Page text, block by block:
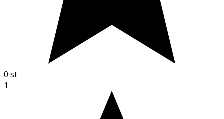
0 st
1